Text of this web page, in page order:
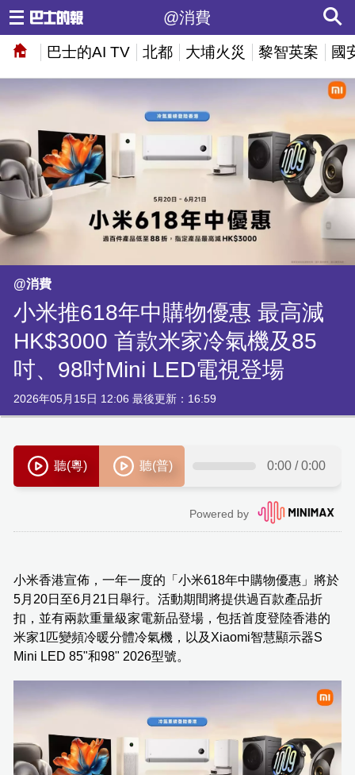
巴士的AI TV 北都 大埔火災 黎智英案 國
@消費
@消費
小米推618年中購物優惠 最高減
HK$3000 首款米家冷氣機及85
吋、98吋Mini LED電視登場
2026年05月15日 12:06 最後更新：16:59
小米香港宣佈，一年一度的「小米618年中購物優惠」將於
5月20日至6月21日舉行。活動期間將提供過百款產品折
扣，並有兩款重量級家電新品登場，包括首度登陸香港的
米家1匹變頻冷暖分體冷氣機，以及Xiaomi智慧顯示器S
Mini LED 85"和98" 2026型號。